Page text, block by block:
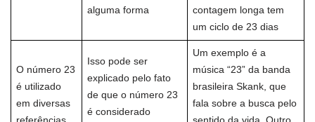
alguma forma
contagem longa tem
um ciclo de 23 dias
O número 23
é utilizado
em diversas
Isso pode ser
explicado pelo fato
de que o número 23
é considerado
Um exemplo é a
música “23” da banda
brasileira Skank, que
fala sobre a busca pelo